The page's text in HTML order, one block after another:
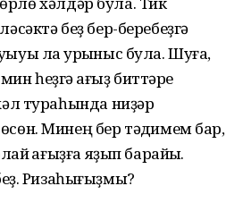
беҙ бер-беребеҙгә
ла ҡур­ҡыныс була. Шуға,
һеҙгә ҡағыҙ биттәре
тураһында ниҙәр
Минең бер тәҡдимем бар,
ҡағыҙға яҙып барайыҡ.
Ризаһығыҙмы?